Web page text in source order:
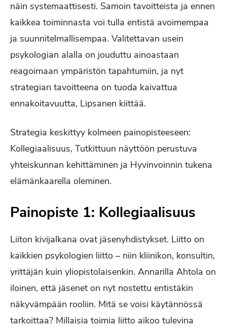
näin systemaattisesti. Samoin tavoitteista ja ennen
kaikkea toiminnasta voi tulla entistä avoimempaa
ja suunnitelmallisempaa. Valitettavan usein
psykologian alalla on jouduttu ainoastaan
reagoimaan ympäristön tapahtumiin, ja nyt
strategian tavoitteena on tuoda kaivattua
ennakoitavuutta, Lipsanen kiittää.
Strategia keskittyy kolmeen painopisteeseen:
Kollegiaalisuus, Tutkittuun näyttöön perustuva
yhteiskunnan kehittäminen ja Hyvinvoinnin tukena
elämänkaarella oleminen.
Painopiste 1: Kollegiaalisuus
Liiton kivijalkana ovat jäsenyhdistykset. Liitto on
kaikkien psykologien liitto – niin kliinikon, konsultin,
yrittäjän kuin yliopistolaisenkin. Annarilla Ahtola on
iloinen, että jäsenet on nyt nostettu entistäkin
näkyvämpään rooliin. Mitä se voisi käytännössä
tarkoittaa? Millaisia toimia liitto aikoo tulevina